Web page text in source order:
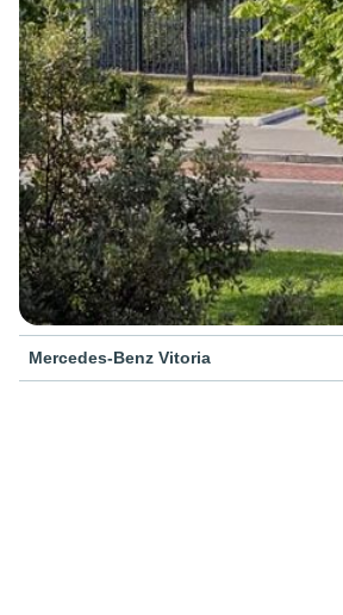
Mercedes-Benz Vitoria